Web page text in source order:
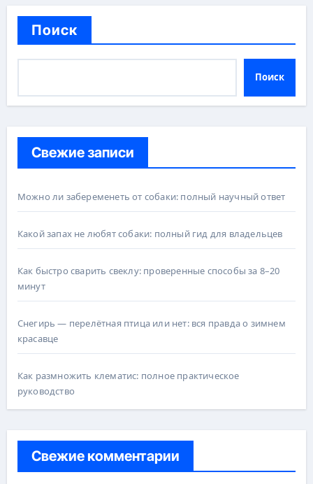
Поиск
Поиск
Свежие записи
Можно ли забеременеть от собаки: полный научный ответ
Какой запах не любят собаки: полный гид для владельцев
Как быстро сварить свеклу: проверенные способы за 8–20
минут
Снегирь — перелётная птица или нет: вся правда о зимнем
красавце
Как размножить клематис: полное практическое
руководство
Свежие комментарии